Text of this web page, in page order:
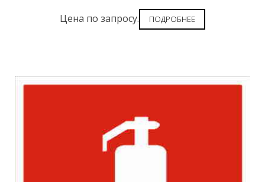
Цена по запросу. ПОДРОБНЕЕ